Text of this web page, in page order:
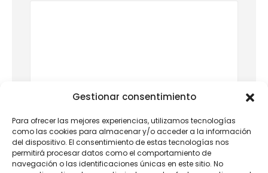
Gestionar consentimiento
Para ofrecer las mejores experiencias, utilizamos tecnologías
como las cookies para almacenar y/o acceder a la información
del dispositivo. El consentimiento de estas tecnologías nos
permitirá procesar datos como el comportamiento de
navegación o las identificaciones únicas en este sitio. No
Correo electrónico*